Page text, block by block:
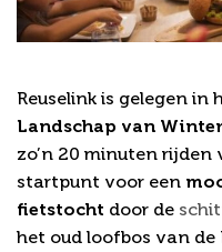
Reuselink is gelegen in
Landschap van
zo’n 20 minuten rijden
startpunt voor een
fietstocht door de
het oud loofbos van de